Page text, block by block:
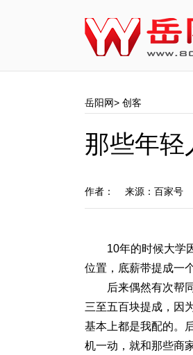
岳阳网> 创客
那些年轻
作者： 来源：百家号
10年的时候大学
位置，底薪带提成一
后来偶然有次帮
三至五百块提成，因
基本上都是我配的。
机一动，就和那些商